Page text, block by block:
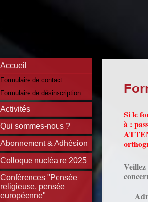
Accueil
Formulaire de contact
Formulaire de désinscription
Activités
Qui sommes-nous ?
Abonnement & Adhésion
Colloque nucléaire 2025
Conférences "Pensée
religieuse, pensée
européenne"
Si le
à :